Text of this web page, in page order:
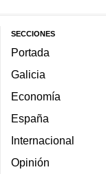
SECCIONES
Portada
Galicia
Economía
España
Internacional
Opinión